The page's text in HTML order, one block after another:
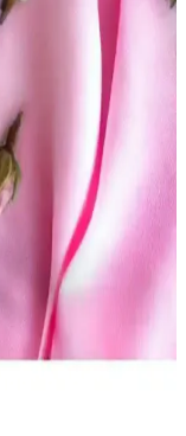
1 litre sprey
sunar. Kalıcı,
ve tazeler.
Yazlık ve Ferah
yaprağı notalarıyla
sunar. Orta
Bombası:
Bakım
çocukların
Renkli tasarımı, hoş